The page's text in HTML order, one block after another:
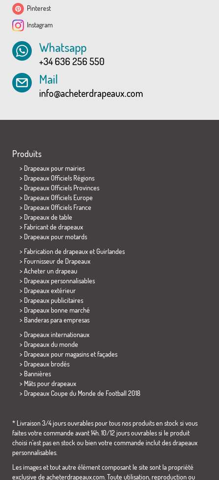
Pinterest
Instagram
Whatsapp
+34 636 256 550
Mail
info@acheterdrapeaux.com
Produits
> Drapeaux pour mairies
> Drapeaux Officiels Régions
> Drapeaux Officiels Provinces
> Drapeaux Officiels Europe
> Drapeaux Officiels France
> Drapeaux de table
> Fabricant de drapeaux
> Drapeaux pour motards
> Fabrication de drapeaux et Guirlandes
> Fournisseur de Drapeaux
> Acheter un drapeau
> Drapeaux personnalisables
> Drapeaux extérieur
> Drapeaux publicitaires
> Drapeaux bonne marché
> Banderas para empresas
> Drapeaux internationaux
> Drapeaux du monde
> Drapeaux pour magasins et façades
> Drapeaux brodés
> Bannières
> Mâts pour drapeaux
> Drapeaux Coupe du Monde de Football 2018
* Livraison 3/4 jours ouvrables pour tous nos produits en stock si vous
faites votre commande avant 14h. 10/12 jours ouvrables si le produit
choisi n´est pas en stock ou bien votre commande inclut des drapeaux
personnalisables.
Les images et tout autre élément composant le site sont la propriété
exclusive de acheterdrapeaux.com. Toute utilisation, reproduction ou